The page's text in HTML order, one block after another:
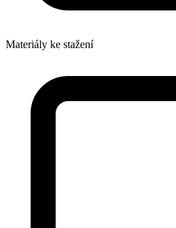
Materiály ke stažení